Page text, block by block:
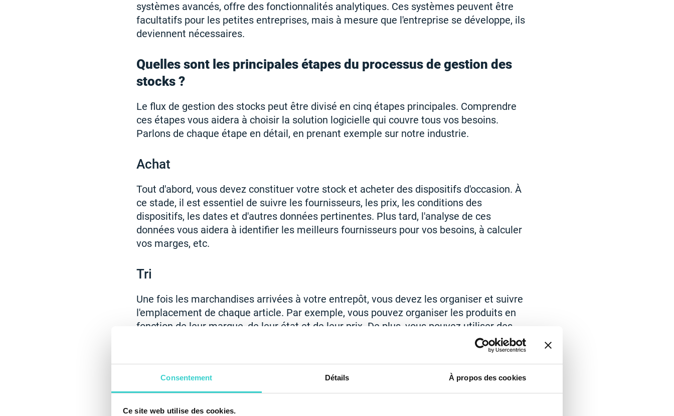
Consentement Détails À propos des cookies
Ce site web utilise des cookies.
systèmes avancés, offre des fonctionnalités analytiques. Ces systèmes peuvent être
facultatifs pour les petites entreprises, mais à mesure que l'entreprise se développe, ils
deviennent nécessaires.
Quelles sont les principales étapes du processus de gestion des
stocks ?
Le flux de gestion des stocks peut être divisé en cinq étapes principales. Comprendre
ces étapes vous aidera à choisir la solution logicielle qui couvre tous vos besoins.
Parlons de chaque étape en détail, en prenant exemple sur notre industrie.
Achat
Tout d'abord, vous devez constituer votre stock et acheter des dispositifs d'occasion. À
ce stade, il est essentiel de suivre les fournisseurs, les prix, les conditions des
dispositifs, les dates et d'autres données pertinentes. Plus tard, l'analyse de ces
données vous aidera à identifier les meilleurs fournisseurs pour vos besoins, à calculer
vos marges, etc.
Tri
Une fois les marchandises arrivées à votre entrepôt, vous devez les organiser et suivre
l'emplacement de chaque article. Par exemple, vous pouvez organiser les produits en
fonction de leur marque, de leur état et de leur prix. De plus, vous pouvez utiliser des
Bien que toutes les entreprises ne réparent pas ou ne reconditionnent pas les
dispositifs, cette étape peut s'appliquer à la plupart des flux de travail. Cependant, si